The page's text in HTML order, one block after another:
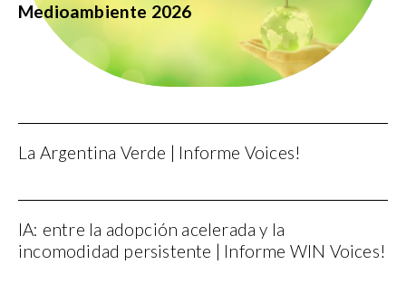
Medioambiente 2026
La Argentina Verde | Informe Voices!
IA: entre la adopción acelerada y la
incomodidad persistente | Informe WIN Voices!